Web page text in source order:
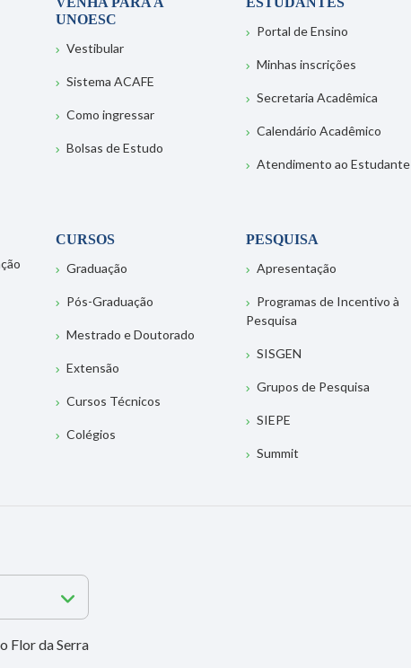
UNOESC
Vestibular
Sistema ACAFE
Como ingressar
Bolsas de Estudo
Portal de Ensino
Minhas inscrições
Secretaria Acadêmica
Calendário Acadêmico
Atendimento ao Estudante
CURSOS
Graduação
Pós-Graduação
Mestrado e Doutorado
Extensão
Cursos Técnicos
Colégios
PESQUISA
Apresentação
Programas de Incentivo à
Pesquisa
SISGEN
Grupos de Pesquisa
SIEPE
Summit
Flor da Serra